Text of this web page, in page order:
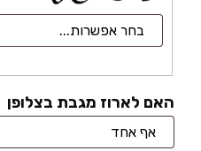
האם לארוז מגבת בצלופן